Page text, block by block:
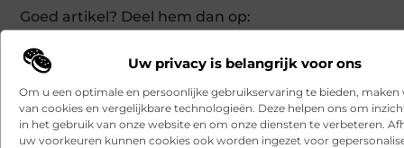
Uw privacy is belangrijk voor ons
Om u een optimale en persoonlijke gebruikservaring te bieden, maken
van cookies en vergelijkbare technologieën. Deze helpen ons om
in het gebruik van onze website en om onze diensten te verbeteren.
uw voorkeuren kunnen cookies ook worden ingezet voor
Goed artikel? Deel hem dan op:
Facebook Pinterest LinkedIn Email
Tags en Categorieën:
Electronica en Computers